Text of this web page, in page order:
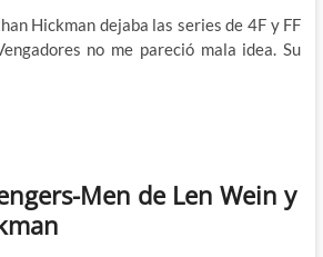
Hickman dejaba las series de 4F y FF
no me pareció mala idea. Su
Men de Len Wein y